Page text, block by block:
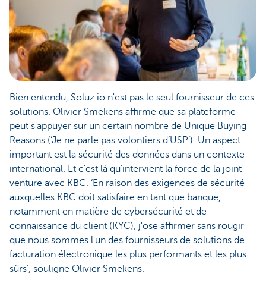
Bien entendu, Soluz.io n'est pas le seul fournisseur de ces
solutions. Olivier Smekens affirme que sa plateforme
peut s'appuyer sur un certain nombre de Unique Buying
Reasons (‘Je ne parle pas volontiers d’USP’). Un aspect
important est la sécurité des données dans un contexte
international. Et c'est là qu’intervient la force de la joint-
venture avec KBC. ‘En raison des exigences de sécurité
auxquelles KBC doit satisfaire en tant que banque,
notamment en matière de cybersécurité et de
connaissance du client (KYC), j'ose affirmer sans rougir
que nous sommes l'un des fournisseurs de solutions de
facturation électronique les plus performants et les plus
sûrs’, souligne Olivier Smekens.